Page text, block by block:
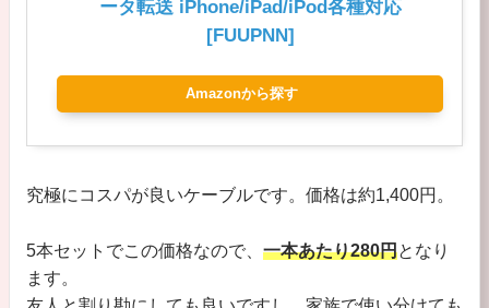
ータ転送 iPhone/iPad/iPod各種対応
[FUUPNN]
Amazonから探す
究極にコスパが良いケーブルです。価格は約1,400円。
5本セットでこの価格なので、 一本あたり280円となり
ます。